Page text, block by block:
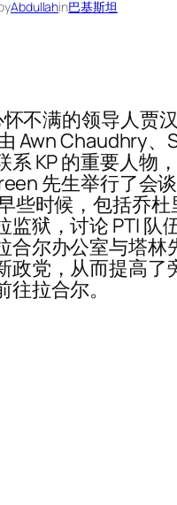
Abdullahin巴基斯坦
怀不满的领导人贾
Awn Chaudhry、
系 KP 的重要人物
先生举行了会
些时候，包括乔杜
监狱，讨论 PTI 队
合尔办公室与塔林
政党，从而提高
往拉合尔。